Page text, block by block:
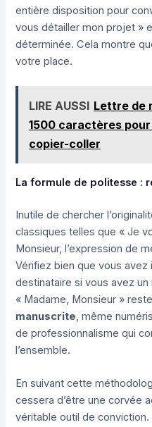
entière disposition pour
vous détailler mon projet »
déterminée. Cela montre
votre place.
LIRE AUSSI Lettre de
1500 caractères
copier-coller
La formule de politesse :
Inutile de chercher
classiques telles que « Je
Monsieur, l’expression de
Vérifiez bien que vous avez
destinataire si vous avez
« Madame, Monsieur »
manuscrite, même
de professionnalisme qui
l’ensemble.
En suivant cette
cessera d’être une corvée
véritable outil de